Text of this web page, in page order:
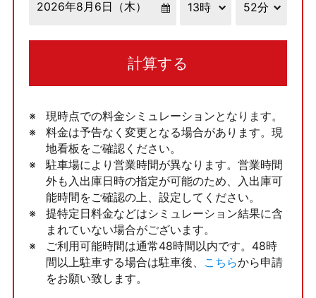
計算する
現時点での料金シミュレーションとなります。
料金は予告なく変更となる場合があります。現
地看板をご確認ください。
駐車場により営業時間が異なります。営業時間
外も入出庫日時の指定が可能のため、入出庫可
能時間をご確認の上、設定してください。
提特定日料金などはシミュレーション結果に含
まれていない場合がございます。
ご利用可能時間は通常48時間以内です。48時
間以上駐車する場合は駐車後、
こちらから申請
をお願い致します。